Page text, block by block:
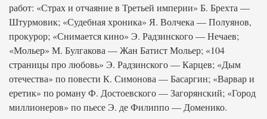
работ: «Страх и отчаяние в Третьей империи» Б. Брехта —
Штурмовик; «Судебная хроника» Я. Волчека — Полуянов,
прокурор; «Снимается кино» Э. Радзинского — Нечаев;
«Мольер» М. Булгакова — Жан Батист Мольер; «104
страницы про любовь» Э. Радзинского — Карцев; «Дым
отечества» по повести К. Симонова — Басаргин; «Варвар и
еретик» по роману Ф. Достоевского — Загорянский; «Город
миллионеров» по пьесе Э. де Филиппо — Доменико.